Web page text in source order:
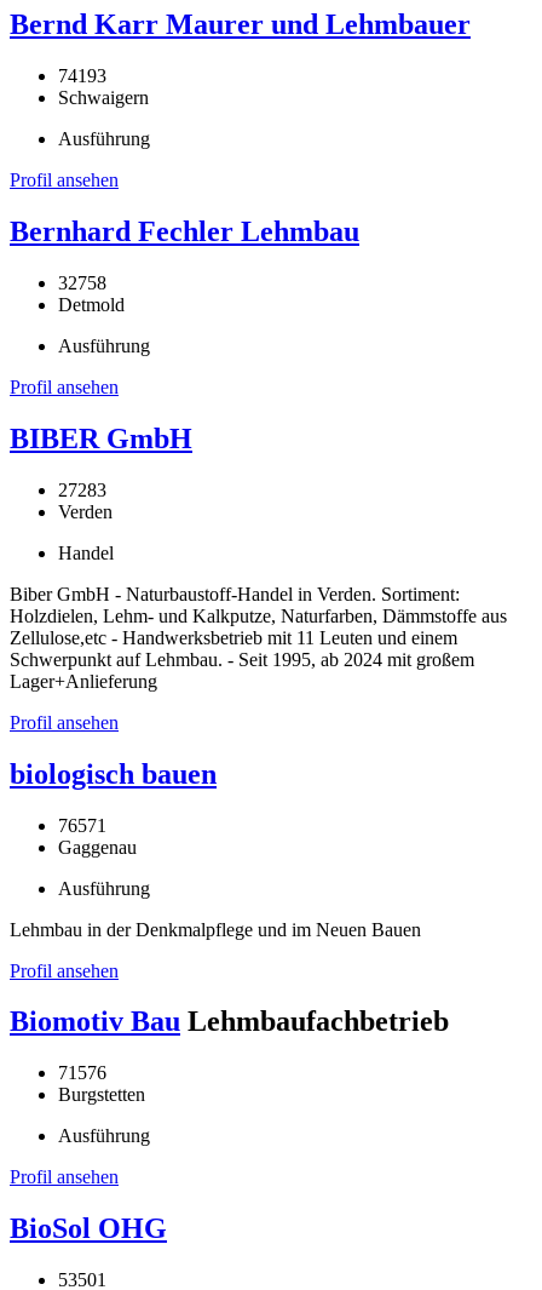
Bernd Karr Maurer und Lehmbauer
74193
Schwaigern
Ausführung
Profil ansehen
Bernhard Fechler Lehmbau
32758
Detmold
Ausführung
Profil ansehen
BIBER GmbH
27283
Verden
Handel
Biber GmbH - Naturbaustoff-Handel in Verden. Sortiment:
Holzdielen, Lehm- und Kalkputze, Naturfarben, Dämmstoffe aus
Zellulose,etc - Handwerksbetrieb mit 11 Leuten und einem
Schwerpunkt auf Lehmbau. - Seit 1995, ab 2024 mit großem
Lager+Anlieferung
Profil ansehen
biologisch bauen
76571
Gaggenau
Ausführung
Lehmbau in der Denkmalpflege und im Neuen Bauen
Profil ansehen
Biomotiv Bau Lehmbaufachbetrieb
71576
Burgstetten
Ausführung
Profil ansehen
BioSol OHG
53501